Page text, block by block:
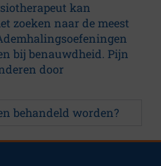
kan
zoeken naar de meest
bij benauwdheid. Pijn
door
behandeld worden?